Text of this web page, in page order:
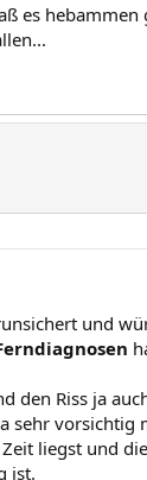
es
und
den Riss ja
sehr vorsichtig
liegst und
ist.